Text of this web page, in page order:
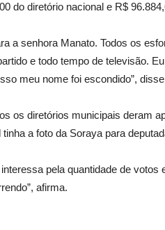
do diretório nacional e R$
a senhora Manato. Todos os
e todo tempo de televisão.
meu nome foi escondido”,
os diretórios municipais deram
a foto da Soraya para
pela quantidade de votos
afirma.